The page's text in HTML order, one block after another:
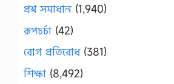
প্রশ্ন সমাধান (1,940)
রূপচর্চা (42)
রোগ প্রতিরোধ(381)
শিক্ষা (8,492)